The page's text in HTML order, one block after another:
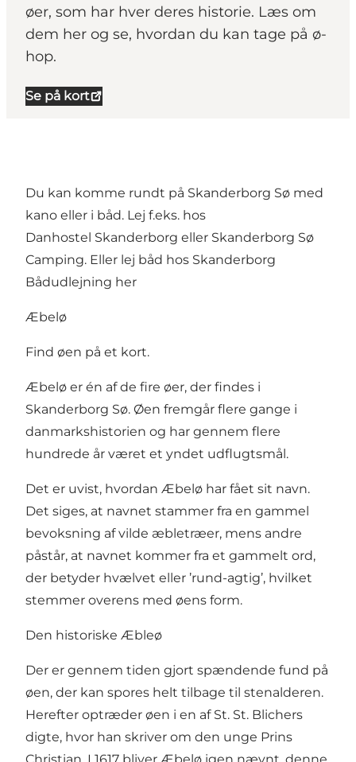
øer, som har hver deres historie. Læs om
dem her og se, hvordan du kan tage på ø-
hop.
Se på kort
Du kan komme rundt på Skanderborg Sø med
kano eller i båd. Lej f.eks. hos
Danhostel Skanderborg eller Skanderborg Sø
Camping. Eller lej båd hos Skanderborg
Bådudlejning her
Æbelø
Find øen på et kort.
Æbelø er én af de fire øer, der findes i
Skanderborg Sø. Øen fremgår flere gange i
danmarkshistorien og har gennem flere
hundrede år været et yndet udflugtsmål.
Det er uvist, hvordan Æbelø har fået sit navn.
Det siges, at navnet stammer fra en gammel
bevoksning af vilde æbletræer, mens andre
påstår, at navnet kommer fra et gammelt ord,
der betyder hvælvet eller ’rund-agtig’, hvilket
stemmer overens med øens form.
Den historiske Æbleø
Der er gennem tiden gjort spændende fund på
øen, der kan spores helt tilbage til stenalderen.
Herefter optræder øen i en af St. St. Blichers
digte, hvor han skriver om den unge Prins